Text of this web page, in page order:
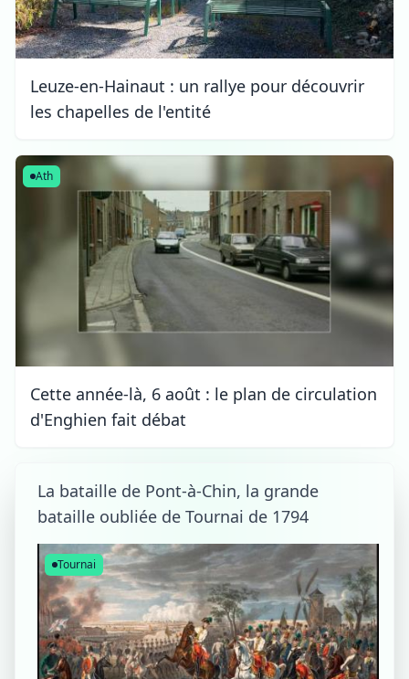
Leuze-en-Hainaut : un rallye pour découvrir
les chapelles de l'entité
Ath
Cette année-là, 6 août : le plan de circulation
d'Enghien fait débat
La bataille de Pont-à-Chin, la grande
bataille oubliée de Tournai de 1794
Tournai